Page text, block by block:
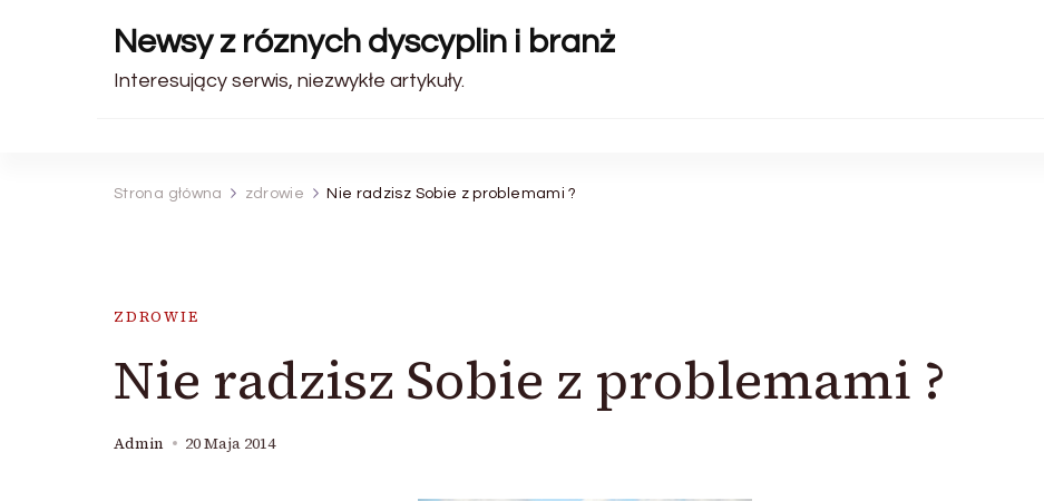
Newsy z róznych dyscyplin i branż
Interesujący serwis, niezwykłe artykuły.
Strona główna zdrowie Nie radzisz Sobie z problemami ?
ZDROWIE
Nie radzisz Sobie z problemami ?
Admin 20 Maja 2014